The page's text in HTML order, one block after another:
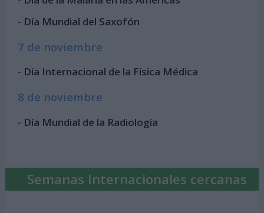
- Día Mundial del Saxofón
7 de noviembre
- Día Internacional de la Física Médica
8 de noviembre
- Día Mundial de la Radiología
Semanas Internacionales cercanas